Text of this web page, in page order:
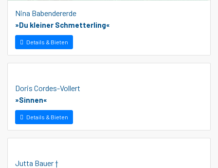
Nina Babendererde
»Du kleiner Schmetterling«
Details & Bieten
Doris Cordes-Vollert
»Sinnen«
Details & Bieten
Jutta Bauer †